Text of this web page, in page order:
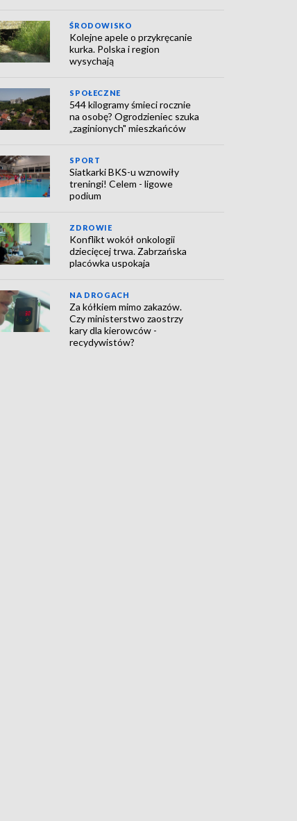
ŚRODOWISKO
Kolejne apele o przykręcanie
kurka. Polska i region
wysychają
SPOŁECZNE
544 kilogramy śmieci rocznie
na osobę? Ogrodzieniec szuka
„zaginionych" mieszkańców
SPORT
Siatkarki BKS-u wznowiły
treningi! Celem - ligowe
podium
ZDROWIE
Konflikt wokół onkologii
dziecięcej trwa. Zabrzańska
placówka uspokaja
NA DROGACH
Za kółkiem mimo zakazów.
Czy ministerstwo zaostrzy
kary dla kierowców -
recydywistów?